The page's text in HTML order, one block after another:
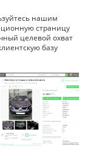
нашим
страницу
целевой охват
базу